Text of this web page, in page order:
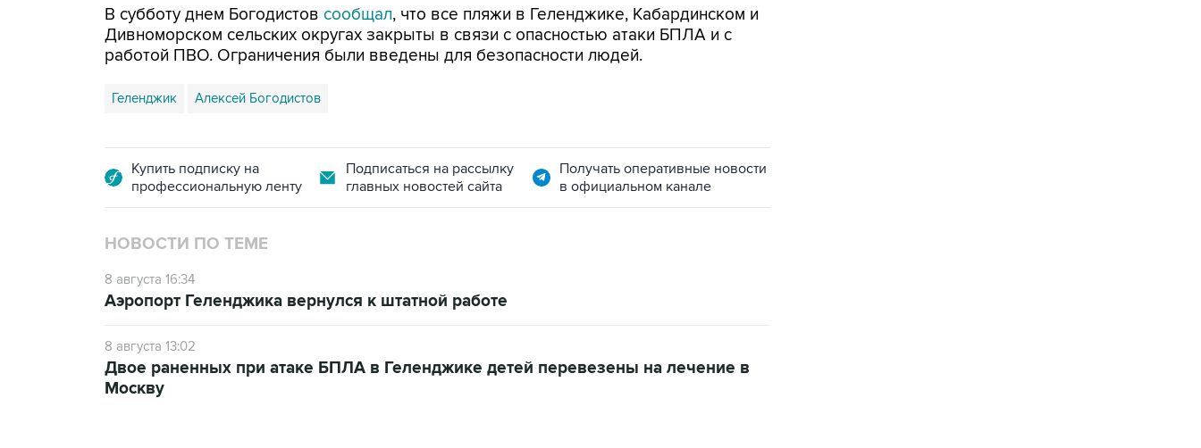
В субботу днем Богодистов сообщал, что все пляжи в Геленджике, Кабардинском и
Дивноморском сельских округах закрыты в связи с опасностью атаки БПЛА и с
работой ПВО. Ограничения были введены для безопасности людей.
Геленджик Алексей Богодистов
Купить подписку на
профессиональную ленту
Подписаться на рассылку
главных новостей сайта
Получать оперативные новости
в официальном канале
НОВОСТИ ПО ТЕМЕ
8 августа 16:34
Аэропорт Геленджика вернулся к штатной работе
8 августа 13:02
Двое раненных при атаке БПЛА в Геленджике детей перевезены на лечение в
Москву